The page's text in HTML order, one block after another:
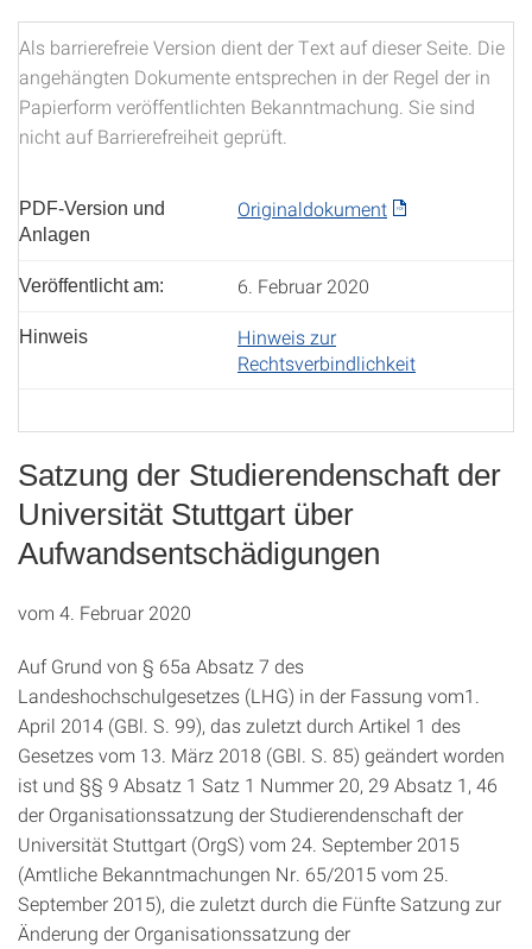
Als barrierefreie Version dient der Text auf dieser Seite. Die
angehängten Dokumente entsprechen in der Regel der in
Papierform veröffentlichten Bekanntmachung. Sie sind
nicht auf Barrierefreiheit geprüft.
PDF-Version und
Anlagen
Originaldokument
Veröffentlicht am: 6. Februar 2020
Hinweis
Hinweis zur
Rechtsverbindlichkeit
Satzung der Studierendenschaft der
Universität Stuttgart über
Aufwandsentschädigungen
vom 4. Februar 2020
Auf Grund von § 65a Absatz 7 des
Landeshochschulgesetzes (LHG) in der Fassung vom1.
April 2014 (GBl. S. 99), das zuletzt durch Artikel 1 des
Gesetzes vom 13. März 2018 (GBl. S. 85) geändert worden
ist und §§ 9 Absatz 1 Satz 1 Nummer 20, 29 Absatz 1, 46
der Organisationssatzung der Studierendenschaft der
Universität Stuttgart (OrgS) vom 24. September 2015
(Amtliche Bekanntmachungen Nr. 65/2015 vom 25.
September 2015), die zuletzt durch die Fünfte Satzung zur
Änderung der Organisationssatzung der